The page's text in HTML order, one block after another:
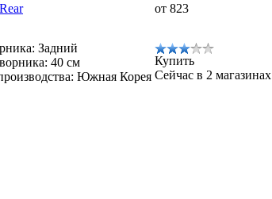
от 823
Задний
40 см
Южная Корея
Купить
Сейчас в 2 магазинах